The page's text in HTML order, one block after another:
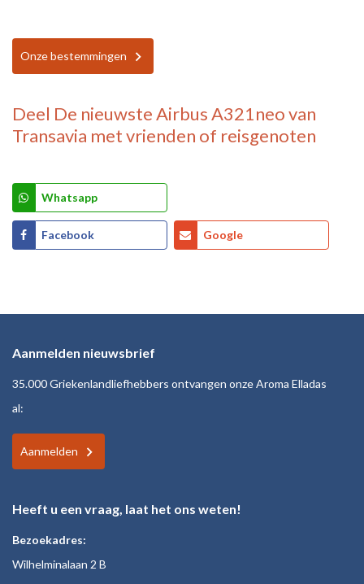
Onze bestemmingen
Deel De nieuwste Airbus A321neo van
Transavia met vrienden of reisgenoten
Whatsapp
Facebook Google
Aanmelden nieuwsbrief
35.000 Griekenlandliefhebbers ontvangen onze Aroma Elladas
al:
Aanmelden
Heeft u een vraag, laat het ons weten!
Bezoekadres:
Wilhelminalaan 2 B